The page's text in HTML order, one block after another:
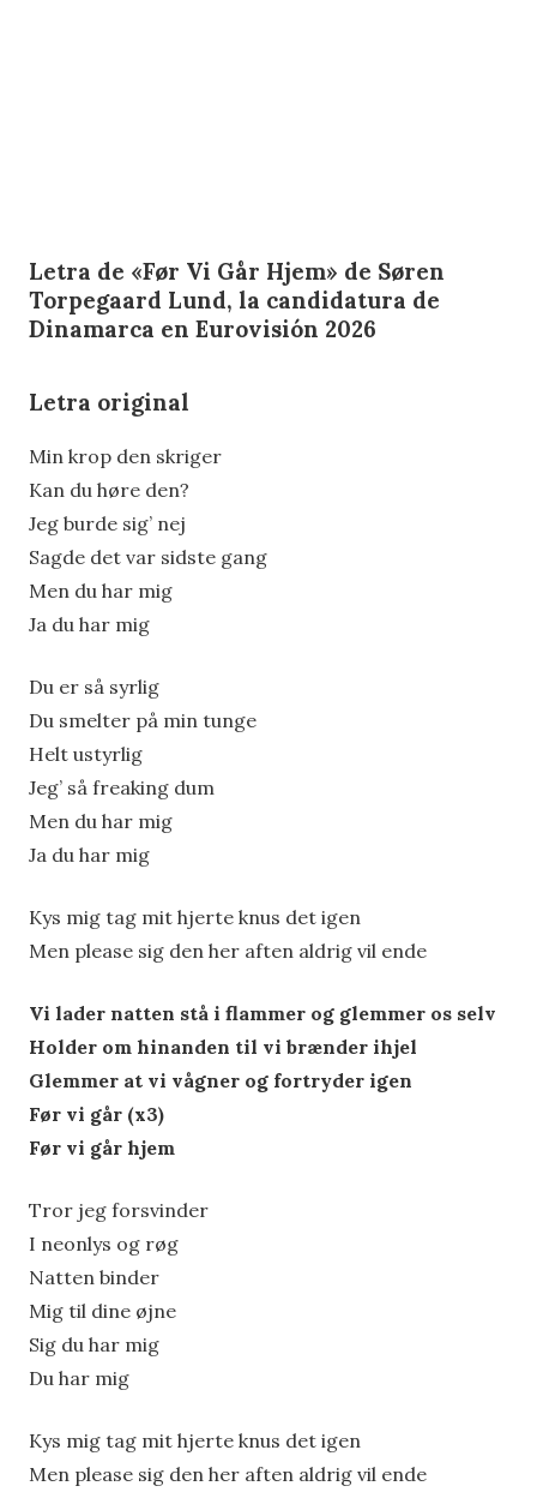
Letra de «Før Vi Går Hjem» de Søren
Torpegaard Lund, la candidatura de
Dinamarca en Eurovisión 2026
Letra original
Min krop den skriger
Kan du høre den?
Jeg burde sig’ nej
Sagde det var sidste gang
Men du har mig
Ja du har mig
Du er så syrlig
Du smelter på min tunge
Helt ustyrlig
Jeg’ så freaking dum
Men du har mig
Ja du har mig
Kys mig tag mit hjerte knus det igen
Men please sig den her aften aldrig vil ende
Vi lader natten stå i flammer og glemmer os selv
Holder om hinanden til vi brænder ihjel
Glemmer at vi vågner og fortryder igen
Før vi går (x3)
Før vi går hjem
Tror jeg forsvinder
I neonlys og røg
Natten binder
Mig til dine øjne
Sig du har mig
Du har mig
Kys mig tag mit hjerte knus det igen
Men please sig den her aften aldrig vil ende